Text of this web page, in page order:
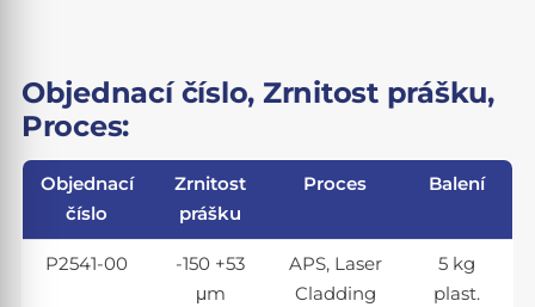
Objednací číslo, Zrnitost prášku,
Proces:
Objednací
číslo
Zrnitost
prášku
Proces Balení
P2541-00
-150 +53
μm
APS, Laser
Cladding
5 kg
plast.